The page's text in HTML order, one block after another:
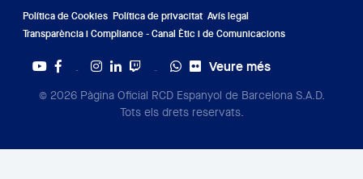
Política de Cookies Política de privacitat Avís legal
Transparència i Compliance - Canal Ètic i de Comunicacions
Veure més
© 2026 Pàgina Oficial RCD Espanyol de Barcelona S.A.D.
Tots els drets reservats.